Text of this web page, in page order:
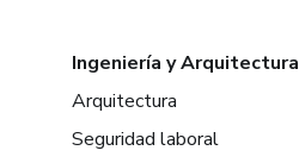
Ingeniería y Arquitectura
Arquitectura
Seguridad laboral